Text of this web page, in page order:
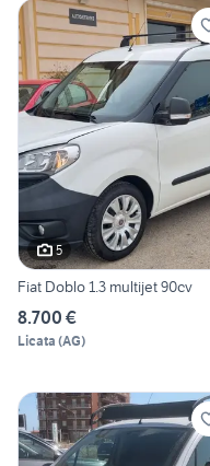
5
Fiat Doblo 1.3 multijet 90cv
8.700 €
Licata (AG)